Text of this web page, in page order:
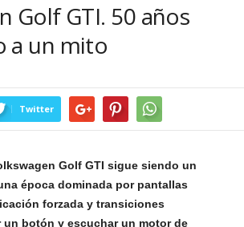
Golf GTI. 50 años
a un mito
Twitter
Golf GTI sigue siendo un
época dominada por pantallas
forzada y transiciones
un botón y escuchar un motor de